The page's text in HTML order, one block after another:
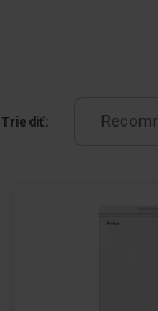
Triediť: